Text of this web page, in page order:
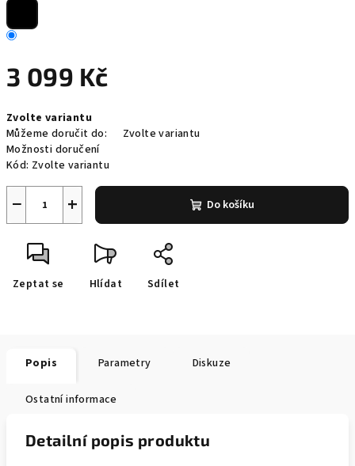
3 099 Kč
cena:
Zvolte variantu
Můžeme doručit do:
Zvolte variantu
Možnosti doručení
Kód: Zvolte variantu
+
− Do košíku
Zeptat se Hlídat Sdílet
Popis Parametry Diskuze
Ostatní informace
Detailní popis produktu